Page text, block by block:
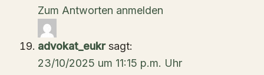
Zum Antworten anmelden
advokat_eukr sagt:
23/10/2025 um 11:15 p.m. Uhr